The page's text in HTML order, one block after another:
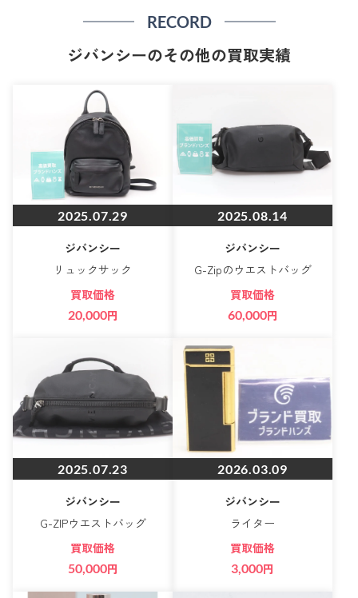
RECORD
ジバンシーのその他の買取実績
2025.07.29
ジバンシー
リュックサック
買取価格
20,000円
2025.08.14
ジバンシー
G-Zipのウエストバッグ
買取価格
60,000円
2025.07.23
ジバンシー
G-ZIPウエストバッグ
買取価格
50,000円
2026.03.09
ジバンシー
ライター
買取価格
3,000円